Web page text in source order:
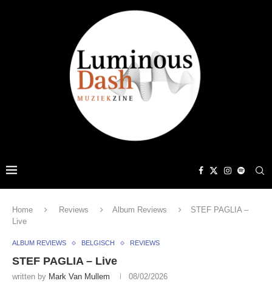
Home Reviews Album Reviews
STEF PAGLIA –
Live
ALBUM REVIEWS BELGISCH REVIEWS
STEF PAGLIA – Live
written by Mark Van Mullem 08/02/2026